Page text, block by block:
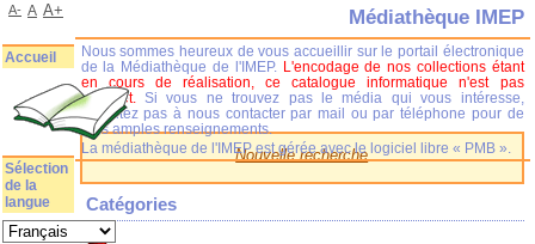
Nouvelle recherche
Catégories
Médiathèque IMEP
Nous sommes heureux de vous accueillir sur le portail électronique
de la Médiathèque de l'IMEP. L'encodage de nos collections étant
en cours de réalisation, ce catalogue informatique n'est pas
complet.
Si vous ne trouvez pas le média qui vous intéresse,
n'hésitez pas à nous contacter par mail ou par téléphone pour de
plus amples renseignements.
La médiathèque de l'IMEP est gérée avec le logiciel libre « PMB ».
A- A A+
Accueil
Sélection
de la
langue